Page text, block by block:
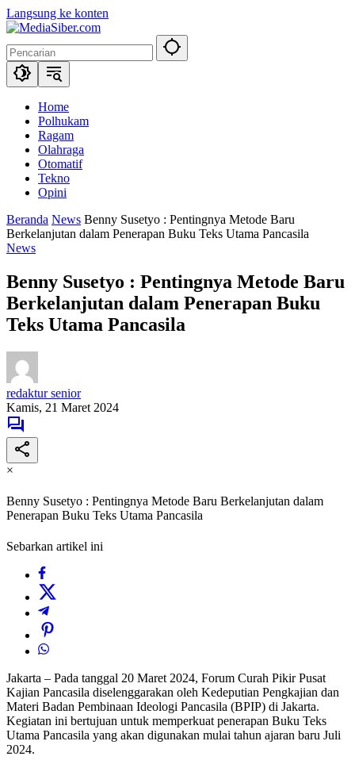
Langsung ke konten
Home
Polhukam
Ragam
Olahraga
Otomatif
Tekno
Opini
Beranda News Benny Susetyo : Pentingnya Metode Baru
Berkelanjutan dalam Penerapan Buku Teks Utama Pancasila
News
Benny Susetyo : Pentingnya Metode Baru
Berkelanjutan dalam Penerapan Buku
Teks Utama Pancasila
redaktur senior
Kamis, 21 Maret 2024
×
Benny Susetyo : Pentingnya Metode Baru Berkelanjutan dalam
Penerapan Buku Teks Utama Pancasila
Sebarkan artikel ini
Jakarta – Pada tanggal 20 Maret 2024, Forum Curah Pikir Pusat
Kajian Pancasila diselenggarakan oleh Kedeputian Pengkajian dan
Materi Badan Pembinaan Ideologi Pancasila (BPIP) di Jakarta.
Kegiatan ini bertujuan untuk memperkuat penerapan Buku Teks
Utama Pancasila yang akan digunakan mulai tahun ajaran baru Juli
2024.